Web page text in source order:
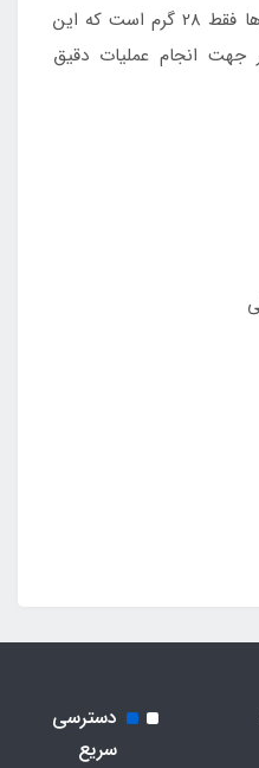
است. وزن هر کدام از سوهان‌ها فقط 28 گرم است که این
جهت انجام عملیات دقیق
دسترسی
سریع